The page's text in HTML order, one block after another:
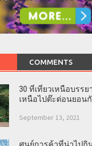
COMMENTS
30 ที่เที่ยวเหนือบรร
เหนือไปต๊ะต่อนยอน
September 13, 2021